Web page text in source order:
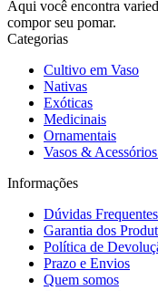
Aqui você encontra
compor seu pomar.
Categorias
Cultivo em Vaso
Nativas
Exóticas
Medicinais
Ornamentais
Vasos &
Informações
Dúvidas Frequentes
Garantia dos
Política de
Prazo e Envios
Quem somos